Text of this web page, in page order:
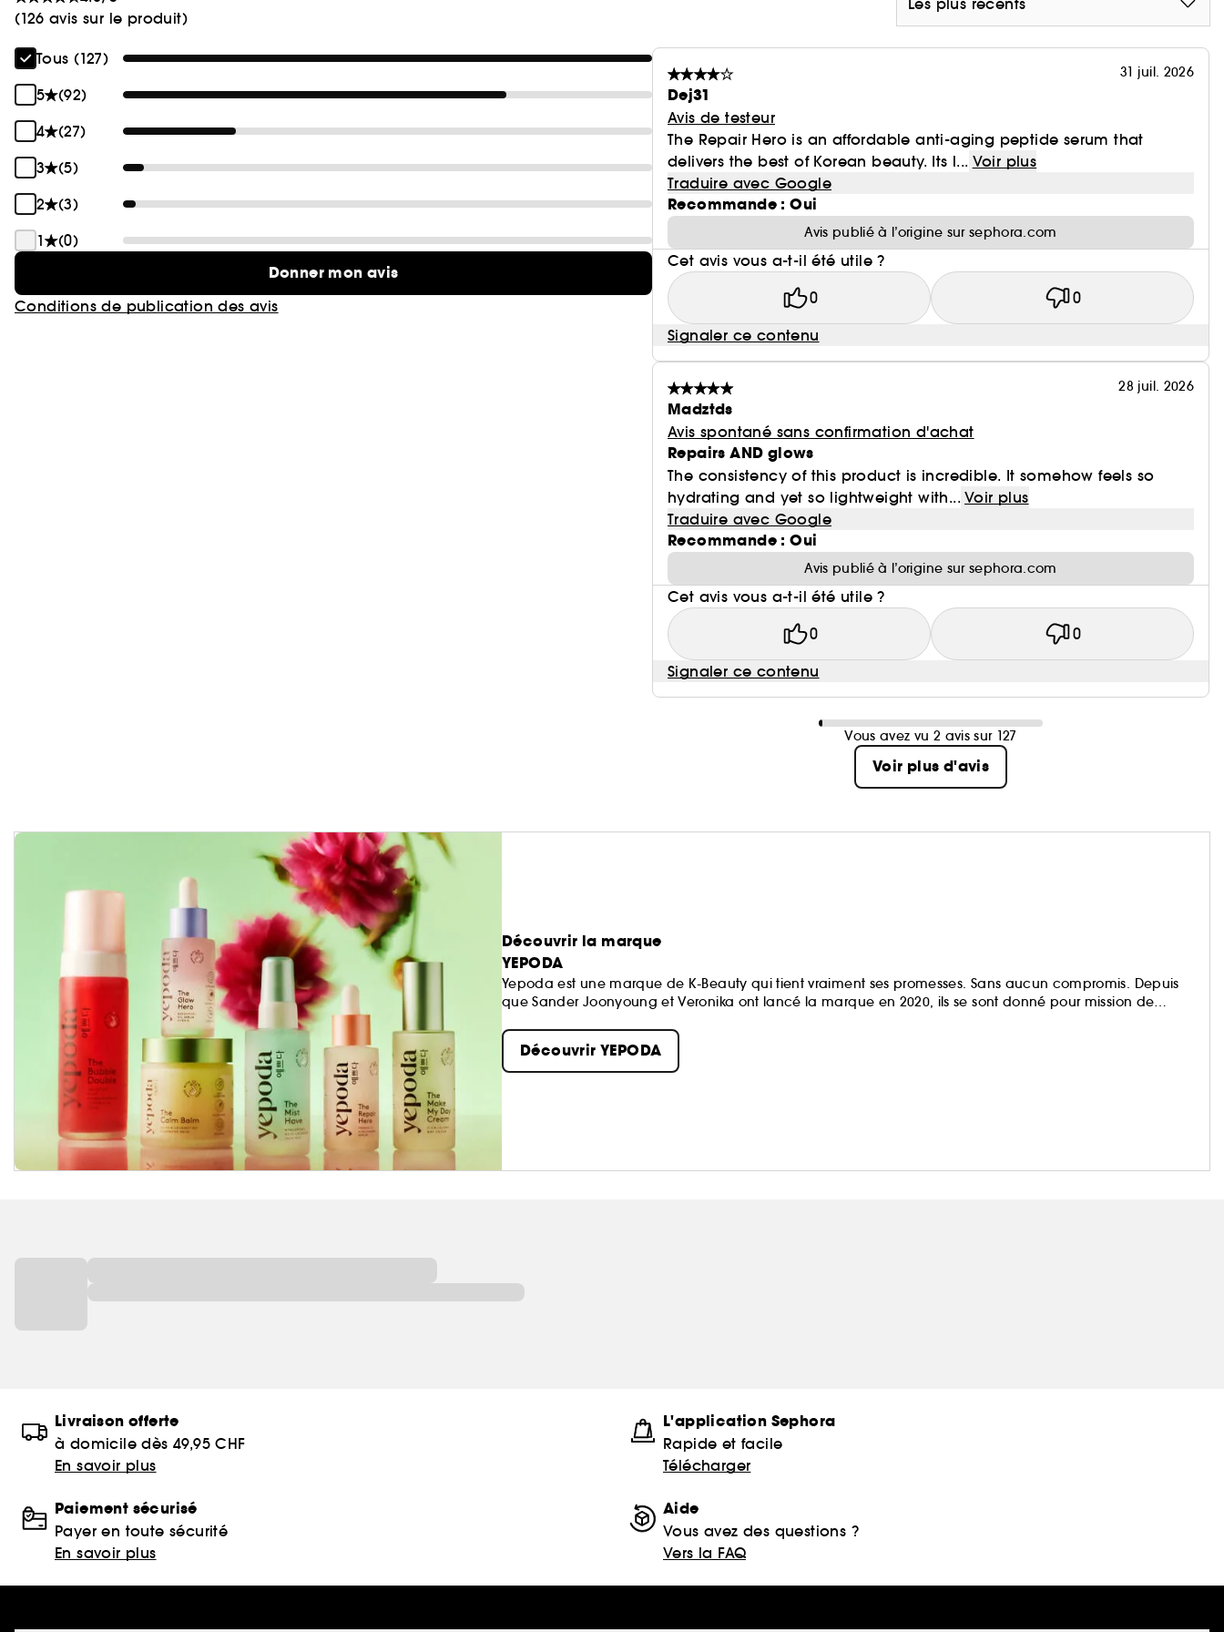
(126 avis sur le produit)
Les plus récents
Tous (127)
5
(92)
4
(27)
3
(5)
2
(3)
1
(0)
Donner mon avis
Conditions de publication des avis
31 juil. 2026
Dej31
Avis de testeur
The Repair Hero is an affordable anti-aging peptide serum that
delivers the best of Korean beauty. Its l... Voir plus
Traduire avec Google
Recommande : Oui
Avis publié à l’origine sur sephora.com
Cet avis vous a-t-il été utile ?
0 0
Signaler ce contenu
28 juil. 2026
Madztds
Avis spontané sans confirmation d'achat
Repairs AND glows
The consistency of this product is incredible. It somehow feels so
hydrating and yet so lightweight with... Voir plus
Traduire avec Google
Recommande : Oui
Avis publié à l’origine sur sephora.com
Cet avis vous a-t-il été utile ?
0 0
Signaler ce contenu
Vous avez vu 2 avis sur 127
Voir plus d'avis
Découvrir la marque
YEPODA
Yepoda est une marque de K-Beauty qui tient vraiment ses promesses. Sans aucun compromis. Depuis
que Sander Joonyoung et Veronika ont lancé la marque en 2020, ils se sont donné pour mission de
Découvrir YEPODA
Livraison offerte
à domicile dès 49,95 CHF
En savoir plus
L'application Sephora
Rapide et facile
Télécharger
Paiement sécurisé
Payer en toute sécurité
En savoir plus
Aide
Vous avez des questions ?
Vers la FAQ